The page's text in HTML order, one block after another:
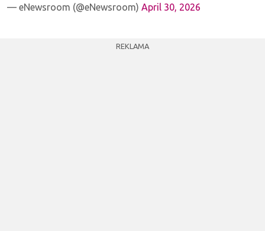
— eNewsroom (@eNewsroom) April 30, 2026
REKLAMA